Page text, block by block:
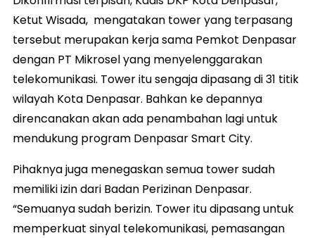
Ketut Wisada, mengatakan tower yang terpasang
tersebut merupakan kerja sama Pemkot Denpasar
dengan PT Mikrosel yang menyelenggarakan
telekomunikasi. Tower itu sengaja dipasang di 31 titik
wilayah Kota Denpasar. Bahkan ke depannya
direncanakan akan ada penambahan lagi untuk
mendukung program Denpasar Smart City.
Pihaknya juga menegaskan semua tower sudah
memiliki izin dari Badan Perizinan Denpasar.
“Semuanya sudah berizin. Tower itu dipasang untuk
memperkuat sinyal telekomunikasi, pemasangan